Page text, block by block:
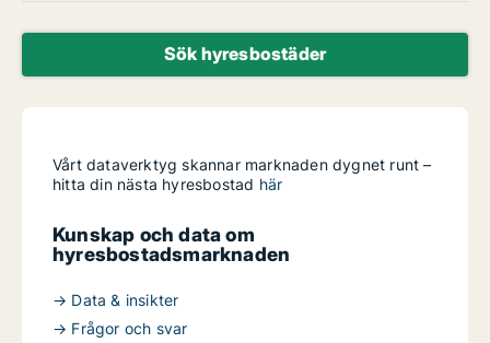
Sök hyresbostäder
Vårt dataverktyg skannar marknaden dygnet runt –
hitta din nästa hyresbostad här
Kunskap och data om
hyresbostadsmarknaden
→ Data & insikter
→ Frågor och svar